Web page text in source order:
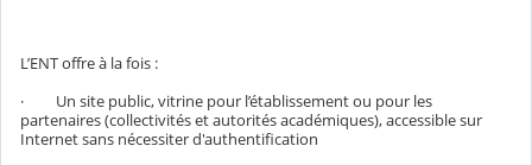
L’ENT offre à la fois :
· Un site public, vitrine pour l’établissement ou pour les
partenaires (collectivités et autorités académiques), accessible sur
Internet sans nécessiter d'authentification